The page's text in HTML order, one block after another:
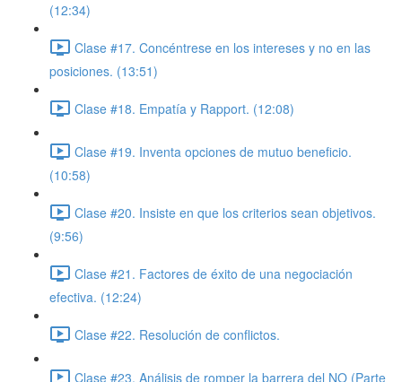
(12:34)
Clase #17. Concéntrese en los intereses y no en las
posiciones. (13:51)
Clase #18. Empatía y Rapport. (12:08)
Clase #19. Inventa opciones de mutuo beneficio.
(10:58)
Clase #20. Insiste en que los criterios sean objetivos.
(9:56)
Clase #21. Factores de éxito de una negociación
efectiva. (12:24)
Clase #22. Resolución de conflictos.
Clase #23. Análisis de romper la barrera del NO (Parte